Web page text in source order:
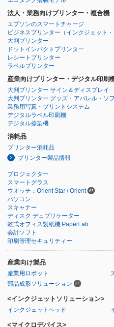
法人・業務向けプリンター・複合機
エプソンのスマートチャージ
ビジネスプリンター （インクジェット
大判プリンター
ドットインパクトプリンター
レシートプリンター
ラベルプリンター
産業向けプリンター・デジタル印刷
大判プリンター サイン＆ディスプレイ
大判プリンター グッズ・アパレル・ソ
業務用写真・プリントシステム
デジタルラベル印刷機
デジタル捺染機
消耗品
プリンター消耗品
プリンター製品情報
プロジェクター
スマートグラス
ウオッチ：Orient Star / Orient
パソコン
スキャナー
ディスク デュプリケーター
乾式オフィス製紙機 PaperLab
会計ソフト
印刷管理セキュリティー
産業向け製品
産業用ロボット
部品成形ソリューション
<インクジェットソリューション>
インクジェットヘッド
<マイクロデバイス>